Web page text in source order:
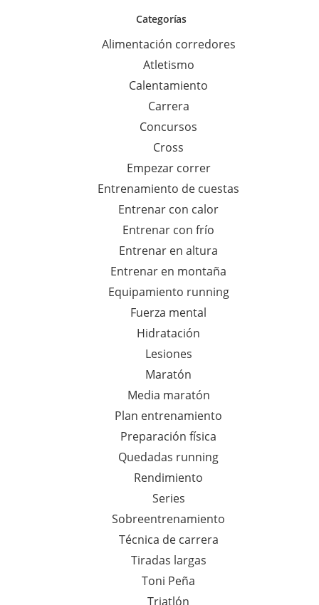
p
a
r
a
:
Categorías
Alimentación corredores
Atletismo
Calentamiento
Carrera
Concursos
Cross
Empezar correr
Entrenamiento de cuestas
Entrenar con calor
Entrenar con frío
Entrenar en altura
Entrenar en montaña
Equipamiento running
Fuerza mental
Hidratación
Lesiones
Maratón
Media maratón
Plan entrenamiento
Preparación física
Quedadas running
Rendimiento
Series
Sobreentrenamiento
Técnica de carrera
Tiradas largas
Toni Peña
Triatlón